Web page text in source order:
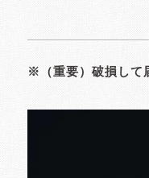
※（重要）破損して